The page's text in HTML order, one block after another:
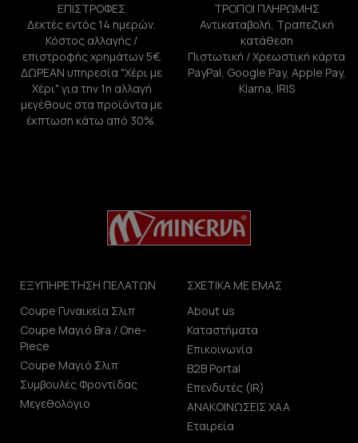
ΕΠΙΣΤΡΟΦΕΣ
Δεκτές εντός 14 ημερών.
Κόστος αλλαγής /
επιστροφής χρημάτων 5€.
ΔΩΡΕΑΝ υπηρεσία "Χέρι με
Χέρι" για την 1η αλλαγή
μεγέθους στα προϊόντα με
έκπτωση κάτω από 30%.
ΤΡΟΠΟΙ ΠΛΗΡΩΜΗΣ
Αντικαταβολή, Τραπεζική
κατάθεση
Πιστωτική / Χρεωστική κάρτα
PayPal, Google Pay, Apple Pay,
Klarna, IRIS
ΕΞΥΠΗΡΕΤΗΣΗ ΠΕΛΑΤΩΝ
Coupe Γυναικεία Σλιπ
Coupe Μαγιό Bra / One-
Piece
Coupe Μαγιό Σλιπ
Συμβουλές Φροντίδας
Μεγεθολόγιο
ΣΧΕΤΙΚΑ ΜΕ ΕΜΑΣ
About us
Καταστήματα
Επικοινωνία
B2B Portal
Επενδυτές (IR)
ΑΝΑΚΟΙΝΩΣΕΙΣ ΧΑΑ
Εταιρεία